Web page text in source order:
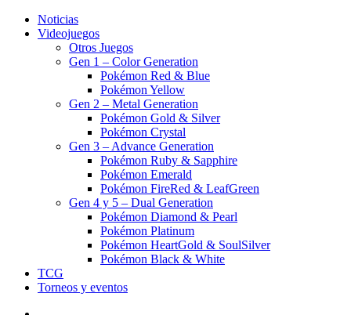
Noticias
Videojuegos
Otros Juegos
Gen 1 – Color Generation
Pokémon Red & Blue
Pokémon Yellow
Gen 2 – Metal Generation
Pokémon Gold & Silver
Pokémon Crystal
Gen 3 – Advance Generation
Pokémon Ruby & Sapphire
Pokémon Emerald
Pokémon FireRed & LeafGreen
Gen 4 y 5 – Dual Generation
Pokémon Diamond & Pearl
Pokémon Platinum
Pokémon HeartGold & SoulSilver
Pokémon Black & White
TCG
Torneos y eventos